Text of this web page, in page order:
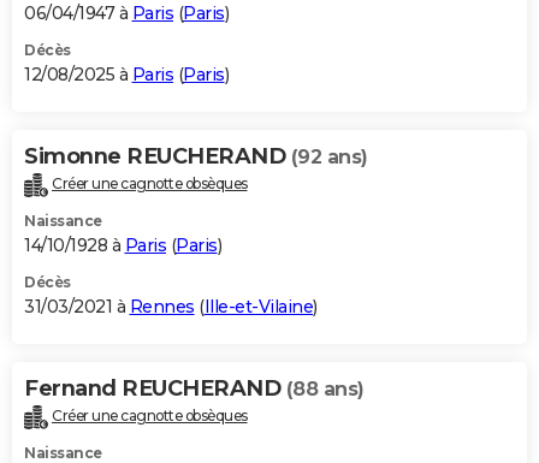
GUIDES D'ACHAT
BONS PLANS
Carte de Noël
Carte Bonne année
Carte Saint-Valentin
Carte Pâques
Carte d'anniversaire
DICTIONNAIRE
Dictionnaire
Biographies
Citations
Expressions
Proverbes
PROGRAMME TV
S'inscrire
Se connecter
Lycées
Collèges
Primaires
Universités
Entreprises
Service militaire
Avis de recherche
AVIS DE DÉCÈS
Bricolage
Lifestyle
Culture
Sport
Auto
Television
Voyage
Cinema
06/04/1947 à Paris (Paris)
Décès
12/08/2025 à Paris (Paris)
Simonne REUCHERAND (92 ans)
Créer une cagnotte obsèques
Naissance
14/10/1928 à Paris (Paris)
Décès
31/03/2021 à Rennes (Ille-et-Vilaine)
Fernand REUCHERAND (88 ans)
Créer une cagnotte obsèques
Naissance